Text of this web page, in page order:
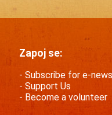
Zapoj se:
Subscribe for e-news
Support Us
Become a volunteer